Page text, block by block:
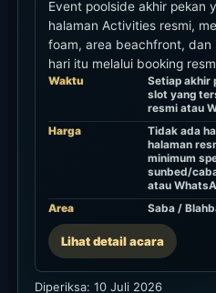
Event poolside akhir pekan
halaman Activities resmi,
foam, area beachfront, dan
hari itu melalui booking
Waktu
Setiap akhir
slot yang
resmi atau
Harga
Tidak ada
halaman
minimum
sunbed/
atau
Area
Saba /
Lihat detail acara
Diperiksa: 10 Juli 2026